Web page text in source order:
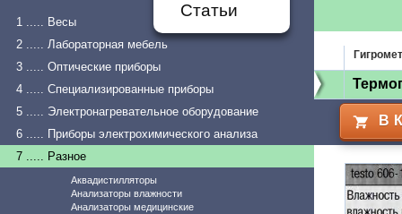
Статьи
1 ..... Весы
2 ..... Лабораторная мебель
3 ..... Оптические приборы
4 ..... Специализированные приборы
5 ..... Электронагревательное оборудование
6 ..... Приборы электрохимического анализа
7 ..... Разное
Аквадистилляторы
Анализаторы влажности
Анализаторы медицинские
В